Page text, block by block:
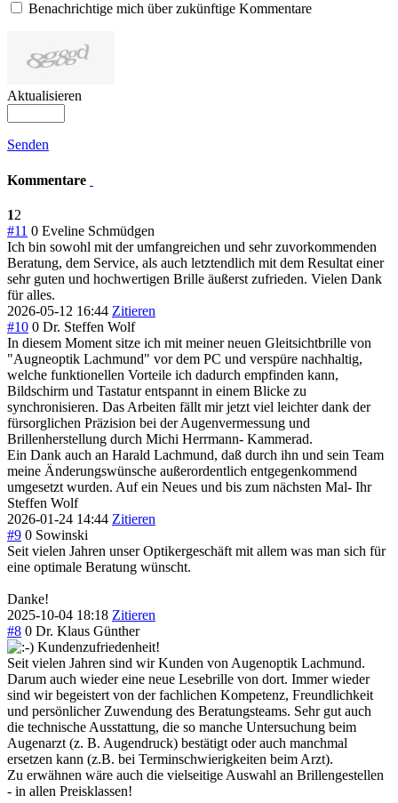
Benachrichtige mich über zukünftige Kommentare
Aktualisieren
Senden
Kommentare
12
#11 0 Eveline Schmüdgen
Ich bin sowohl mit der umfangreichen und sehr zuvorkommenden
Beratung, dem Service, als auch letztendlich mit dem Resultat einer
sehr guten und hochwertigen Brille äußerst zufrieden. Vielen Dank
für alles.
2026-05-12 16:44 Zitieren
#10 0 Dr. Steffen Wolf
In diesem Moment sitze ich mit meiner neuen Gleitsichtbrille von
"Augneoptik Lachmund" vor dem PC und verspüre nachhaltig,
welche funktionellen Vorteile ich dadurch empfinden kann,
Bildschirm und Tastatur entspannt in einem Blicke zu
synchronisieren. Das Arbeiten fällt mir jetzt viel leichter dank der
fürsorglichen Präzision bei der Augenvermessung und
Brillenherstellung durch Michi Herrmann- Kammerad.
Ein Dank auch an Harald Lachmund, daß durch ihn und sein Team
meine Änderungswünsche außerordentlich entgegenkommend
umgesetzt wurden. Auf ein Neues und bis zum nächsten Mal- Ihr
Steffen Wolf
2026-01-24 14:44 Zitieren
#9 0 Sowinski
Seit vielen Jahren unser Optikergeschäft mit allem was man sich für
eine optimale Beratung wünscht.
Danke!
2025-10-04 18:18 Zitieren
#8 0 Dr. Klaus Günther
Kundenzufriedenheit!
Seit vielen Jahren sind wir Kunden von Augenoptik Lachmund.
Darum auch wieder eine neue Lesebrille von dort. Immer wieder
sind wir begeistert von der fachlichen Kompetenz, Freundlichkeit
und persönlicher Zuwendung des Beratungsteams. Sehr gut auch
die technische Ausstattung, die so manche Untersuchung beim
Augenarzt (z. B. Augendruck) bestätigt oder auch manchmal
ersetzen kann (z.B. bei Terminschwierigkeiten beim Arzt).
Zu erwähnen wäre auch die vielseitige Auswahl an Brillengestellen
- in allen Preisklassen!